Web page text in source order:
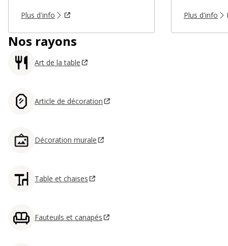
Plus d'info Plus d'info
Nos rayons
Art de la table
Article de décoration
Décoration murale
Table et chaises
Fauteuils et canapés